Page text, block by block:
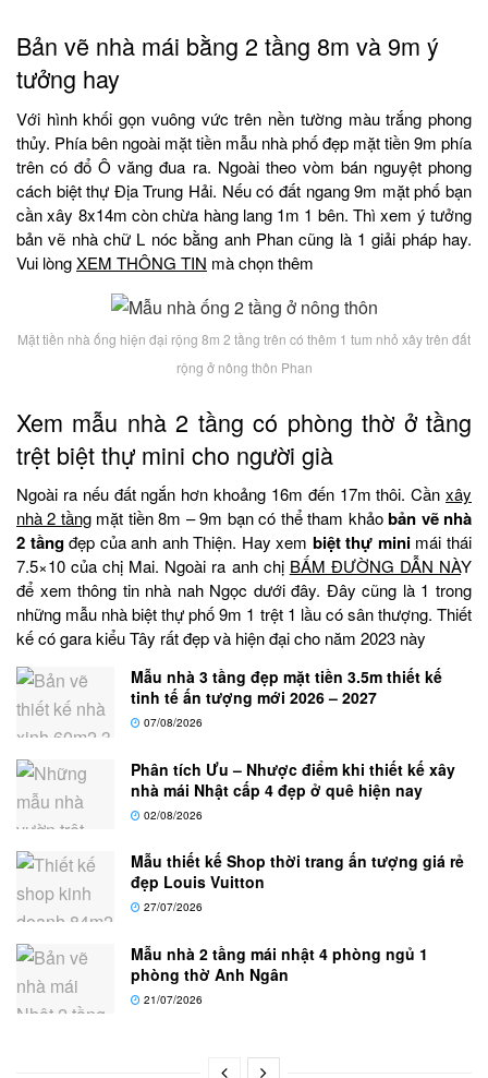
Bản vẽ nhà mái bằng 2 tầng 8m và 9m ý
tưởng hay
Với hình khối gọn vuông vức trên nền tường màu trắng phong
thủy. Phía bên ngoài mặt tiền mẫu nhà phố đẹp mặt tiền 9m phía
trên có đổ Ô văng đua ra. Ngoài theo vòm bán nguyệt phong
cách biệt thự Địa Trung Hải. Nếu có đất ngang 9m mặt phố bạn
cần xây 8x14m còn chừa hàng lang 1m 1 bên. Thì xem ý tưởng
bản vẽ nhà chữ L nóc bằng anh Phan cũng là 1 giải pháp hay.
Vui lòngXEM THÔNG TIN mà chọn thêm
Mặt tiền nhà ống hiện đại rộng 8m 2 tầng trên có thêm 1 tum nhỏ xây trên đất
rộng ở nông thôn Phan
Xem mẫu nhà 2 tầng có phòng thờ ở tầng
trệt biệt thự mini cho người già
Ngoài ra nếu đất ngắn hơn khoảng 16m đến 17m thôi. Cần xây
nhà 2 tầngmặt tiền 8m – 9m bạn có thể tham khảobản vẽ nhà
2 tầngđẹp của anh anh Thiện. Hay xem biệt thự minimái thái
7.5×10 của chị Mai. Ngoài ra anh chị BẤM ĐƯỜNG DẪN NÀY
để xem thông tin nhà nah Ngọc dưới đây. Đây cũng là 1 trong
những mẫu nhà biệt thự phố 9m 1 trệt 1 lầu có sân thượng. Thiết
kế có gara kiểu Tây rất đẹp và hiện đại cho năm 2023 này
Mẫu nhà 3 tầng đẹp mặt tiền 3.5m thiết kế
tinh tế ấn tượng mới 2026 – 2027
07/08/2026
Phân tích Ưu – Nhược điểm khi thiết kế xây
nhà mái Nhật cấp 4 đẹp ở quê hiện nay
02/08/2026
Mẫu thiết kế Shop thời trang ấn tượng giá rẻ
đẹp Louis Vuitton
27/07/2026
Mẫu nhà 2 tầng mái nhật 4 phòng ngủ 1
phòng thờ Anh Ngân
21/07/2026